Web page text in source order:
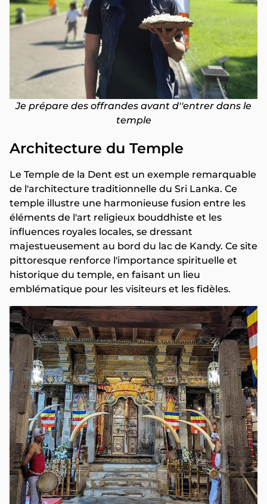
Je prépare des offrandes avant d''entrer dans le
temple
Architecture du Temple
Le Temple de la Dent est un exemple remarquable
de l'architecture traditionnelle du Sri Lanka. Ce
temple illustre une harmonieuse fusion entre les
éléments de l'art religieux bouddhiste et les
influences royales locales, se dressant
majestueusement au bord du lac de Kandy. Ce site
pittoresque renforce l'importance spirituelle et
historique du temple, en faisant un lieu
emblématique pour les visiteurs et les fidèles.